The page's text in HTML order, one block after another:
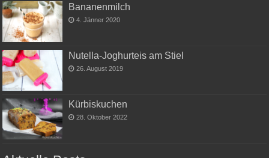
Bananenmilch
4. Jänner 2020
Nutella-Joghurteis am Stiel
26. August 2019
Kürbiskuchen
28. Oktober 2022